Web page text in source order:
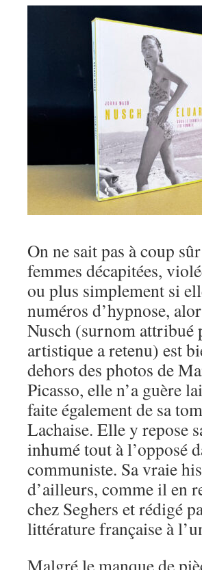
On ne sait pas à coup
femmes décapitées,
ou plus simplement si
numéros d’hypnose,
Nusch (surnom attribué
artistique a retenu) est
dehors des photos de
Picasso, elle n’a guère
faite également de sa
Lachaise. Elle y repose
inhumé tout à l’opposé
communiste. Sa vraie
d’ailleurs, comme il en
chez Seghers et rédigé
littérature française à
Malgré le manque de